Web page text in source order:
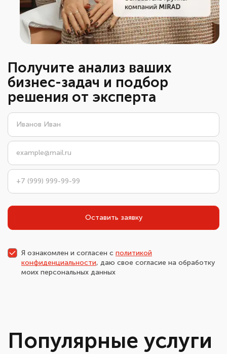
Получите анализ ваших
бизнес-задач и подбор
решения от эксперта
Оставить заявку
Я ознакомлен и согласен с политикой
конфиденциальности, даю свое согласие на обработку
моих персональных данных
Популярные услуги